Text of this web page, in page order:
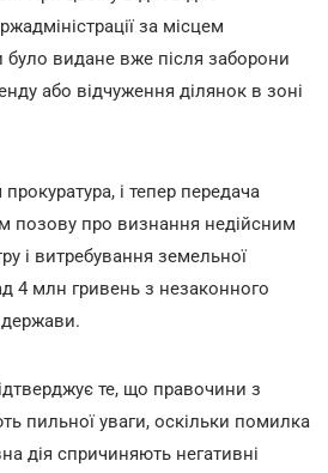
за місцем
було видане вже після заборони
або відчуження ділянок в зоні
і тепер передача
позову про визнання недійсним
і витребування земельної
4 млн гривень з незаконного
те, що правочини з
пильної уваги, оскільки помилка
дія спричиняють негативні